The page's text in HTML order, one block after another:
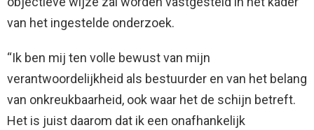
van het ingestelde onderzoek.
“Ik ben mij ten volle bewust van mijn
verantwoordelijkheid als bestuurder en van het belang
van onkreukbaarheid, ook waar het de schijn betreft.
Het is juist daarom dat ik een onafhankelijk